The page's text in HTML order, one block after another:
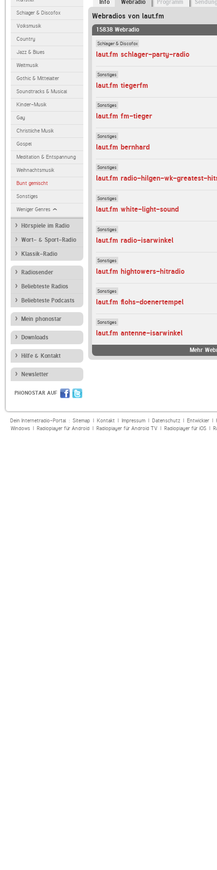
Schlager & Discofox
Volksmusik
Country
Jazz & Blues
Weltmusik
Gothic & Mittelalter
Soundtracks & Musical
Kinder-Musik
Gay
Christliche Musik
Gospel
Meditation & Entspannung
Weihnachtsmusik
Bunt gemischt
Sonstiges
Weniger Genres
Hörspiele im Radio
Wort- & Sport-Radio
Klassik-Radio
Radiosender
Beliebteste Radios
Beliebteste Podcasts
Mein phonostar
Downloads
Hilfe & Kontakt
Newsletter
PHONOSTAR AUF
Info Webradio Programm
Webradios von laut.fm
15838 Webradio
Schlager & Discofox
laut.fm schlager-party-radio
Sonstiges
laut.fm tiegerfm
Sonstiges
laut.fm fm-tieger
Sonstiges
laut.fm bernhard
Sonstiges
laut.fm radio-hilgen-wk-greatest-
Sonstiges
laut.fm white-light-sound
Sonstiges
laut.fm radio-isarwinkel
Sonstiges
laut.fm hightowers-hitradio
Sonstiges
laut.fm flohs-doenertempel
Sonstiges
laut.fm antenne-isarwinkel
Mehr
Dein Internetradio-Portal : Sitemap| Kontakt| Impressum| Datenschutz| Entwickler|
Windows| Radioplayer für Android| Radioplayer für Android TV| Radioplayer für iOS|